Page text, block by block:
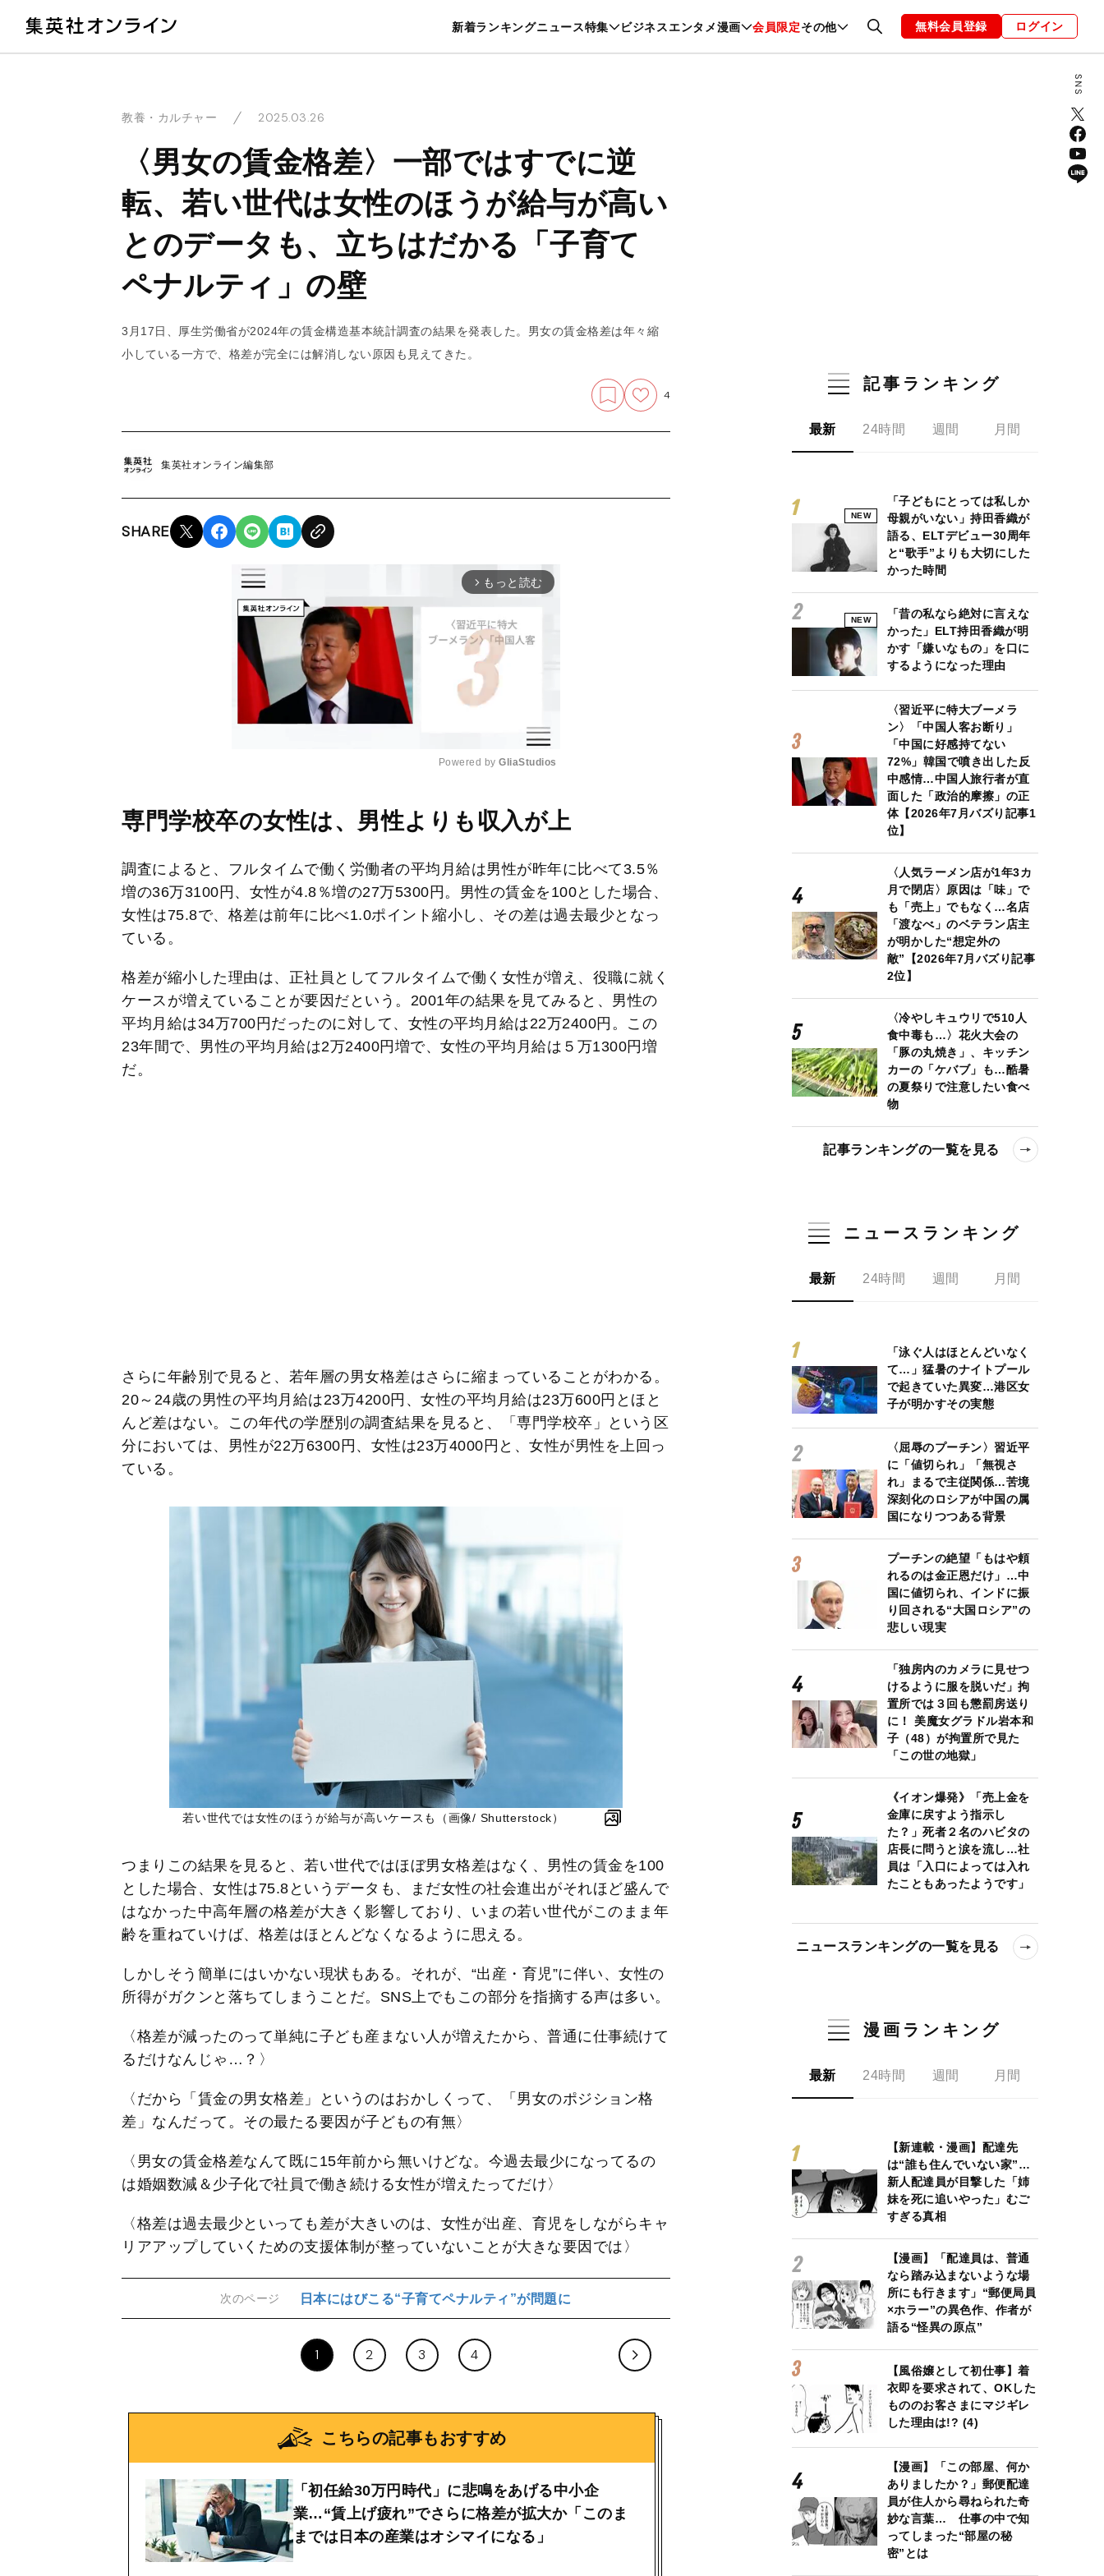
新着ランキングニュース特集 ビジネスエンタメ漫画 会員限定その他
暮らし スポーツ ヘルスケア 美容 グルメ ファッション 恋愛・結婚 編集部 お知らせ
無料会員登録 ログイン
教養・カルチャー 2025.03.26
〈男女の賃金格差〉一部ではすでに逆
転、若い世代は女性のほうが給与が高い
とのデータも、立ちはだかる「子育て
ペナルティ」の壁
3月17日、厚生労働省が2024年の賃金構造基本統計調査の結果を発表した。男女の賃金格差は年々縮
小している一方で、格差が完全には解消しない原因も見えてきた。
4
集英社オンライン編集部
SHARE
arrow_forward_ios もっと読む
M
u
e
Powered by GliaStudios
専門学校卒の女性は、男性よりも収入が上
調査によると、フルタイムで働く労働者の平均月給は男性が昨年に比べて3.5％
増の36万3100円、女性が4.8％増の27万5300円。男性の賃金を100とした場合、
女性は75.8で、格差は前年に比べ1.0ポイント縮小し、その差は過去最少となっ
ている。
格差が縮小した理由は、正社員としてフルタイムで働く女性が増え、役職に就く
ケースが増えていることが要因だという。2001年の結果を見てみると、男性の
平均月給は34万700円だったのに対して、女性の平均月給は22万2400円。この
23年間で、男性の平均月給は2万2400円増で、女性の平均月給は５万1300円増
だ。
さらに年齢別で見ると、若年層の男女格差はさらに縮まっていることがわかる。
20～24歳の男性の平均月給は23万4200円、女性の平均月給は23万600円とほと
んど差はない。この年代の学歴別の調査結果を見ると、「専門学校卒」という区
分においては、男性が22万6300円、女性は23万4000円と、女性が男性を上回っ
ている。
若い世代では女性のほうが給与が高いケースも（画像/ Shutterstock）
つまりこの結果を見ると、若い世代ではほぼ男女格差はなく、男性の賃金を100
とした場合、女性は75.8というデータも、まだ女性の社会進出がそれほど盛んで
はなかった中高年層の格差が大きく影響しており、いまの若い世代がこのまま年
齢を重ねていけば、格差はほとんどなくなるように思える。
しかしそう簡単にはいかない現状もある。それが、“出産・育児”に伴い、女性の
所得がガクンと落ちてしまうことだ。SNS上でもこの部分を指摘する声は多い。
〈格差が減ったのって単純に子ども産まない人が増えたから、普通に仕事続けて
るだけなんじゃ…？〉
〈だから「賃金の男女格差」というのはおかしくって、「男女のポジション格
差」なんだって。その最たる要因が子どもの有無〉
〈男女の賃金格差なんて既に15年前から無いけどな。今過去最少になってるの
は婚姻数減＆少子化で社員で働き続ける女性が増えたってだけ〉
〈格差は過去最少といっても差が大きいのは、女性が出産、育児をしながらキャ
リアアップしていくための支援体制が整っていないことが大きな要因では〉
次のページ 日本にはびこる“子育てペナルティ”が問題に
1 2 3 4
こちらの記事もおすすめ
「初任給30万円時代」に悲鳴をあげる中小企
業…“賃上げ疲れ”でさらに格差が拡大か「このま
までは日本の産業はオシマイになる」
記事ランキング
最新 24時間 週間 月間
NEW
「子どもにとっては私しか
母親がいない」持田香織が
語る、ELTデビュー30周年
と“歌手”よりも大切にした
かった時間
NEW
「昔の私なら絶対に言えな
かった」ELT持田香織が明
かす「嫌いなもの」を口に
するようになった理由
〈習近平に特大ブーメラ
ン〉「中国人客お断り」
「中国に好感持てない
72%」韓国で噴き出した反
中感情…中国人旅行者が直
面した「政治的摩擦」の正
体【2026年7月バズり記事1
位】
〈人気ラーメン店が1年3カ
月で閉店〉原因は「味」で
も「売上」でもなく…名店
「渡なべ」のベテラン店主
が明かした“想定外の
敵”【2026年7月バズり記事
2位】
〈冷やしキュウリで510人
食中毒も…〉花火大会の
「豚の丸焼き」、キッチン
カーの「ケバブ」も…酷暑
の夏祭りで注意したい食べ
物
記事ランキングの一覧を見る
ニュースランキング
最新 24時間 週間 月間
「泳ぐ人はほとんどいなく
て…」猛暑のナイトプール
で起きていた異変…港区女
子が明かすその実態
〈屈辱のプーチン〉習近平
に「値切られ」「無視さ
れ」まるで主従関係…苦境
深刻化のロシアが中国の属
国になりつつある背景
プーチンの絶望「もはや頼
れるのは金正恩だけ」…中
国に値切られ、インドに振
り回される“大国ロシア”の
悲しい現実
「独房内のカメラに見せつ
けるように服を脱いだ」拘
置所では３回も懲罰房送り
に！ 美魔女グラドル岩本和
子（48）が拘置所で見た
「この世の地獄」
《イオン爆発》「売上金を
金庫に戻すよう指示し
た？」死者２名のハビタの
店長に問うと涙を流し…社
員は「入口によっては入れ
たこともあったようです」
ニュースランキングの一覧を見る
漫画ランキング
最新 24時間 週間 月間
【新連載・漫画】配達先
は“誰も住んでいない家”…
新人配達員が目撃した「姉
妹を死に追いやった」むご
すぎる真相
【漫画】「配達員は、普通
なら踏み込まないような場
所にも行きます」“郵便局員
×ホラー”の異色作、作者が
語る“怪異の原点”
【風俗嬢として初仕事】着
衣即を要求されて、OKした
もののお客さまにマジギレ
した理由は!? (4)
【漫画】「この部屋、何か
ありましたか？」郵便配達
員が住人から尋ねられた奇
妙な言葉… 仕事の中で知
ってしまった“部屋の秘
密”とは